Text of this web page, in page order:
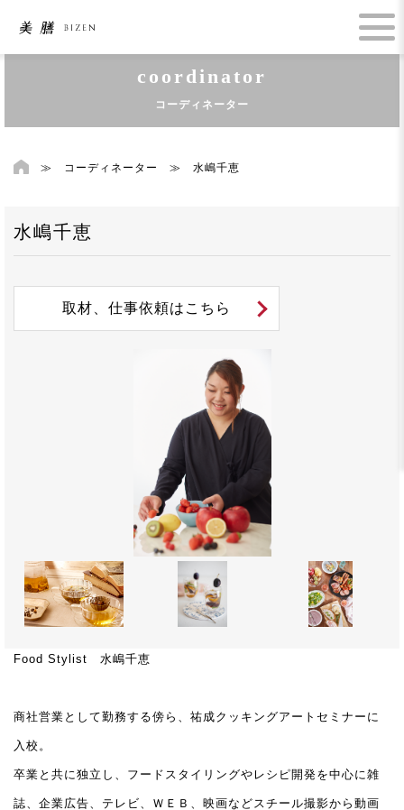
coordinator
コーディネーター
≫ コーディネーター ≫ 水嶋千恵
水嶋千恵
取材、仕事依頼はこちら
Food Stylist 水嶋千恵
商社営業として勤務する傍ら、祐成クッキングアートセミナーに
入校。
卒業と共に独立し、フードスタイリングやレシピ開発を中心に雑
誌、企業広告、テレビ、ＷＥＢ、映画などスチール撮影から動画